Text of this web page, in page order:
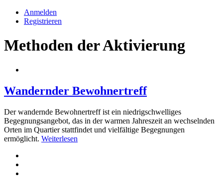
Anmelden
Registrieren
Methoden der Aktivierung
Wandernder Bewohnertreff
Der wandernde Bewohnertreff ist ein niedrigschwelliges
Begegnungsangebot, das in der warmen Jahreszeit an wechselnden
Orten im Quartier stattfindet und vielfältige Begegnungen
ermöglicht. Weiterlesen